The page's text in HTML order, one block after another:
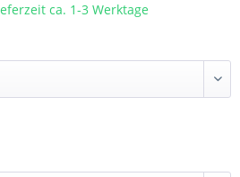
ca. 1-3 Werktage